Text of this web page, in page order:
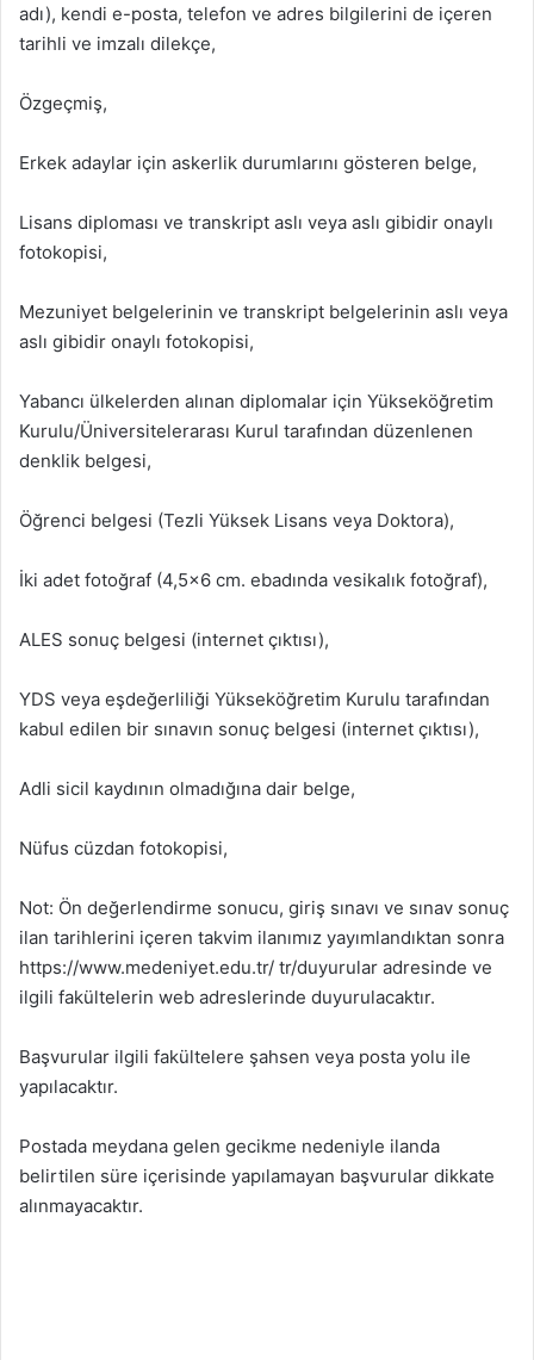
adı), kendi e-posta, telefon ve adres bilgilerini de içeren
tarihli ve imzalı dilekçe,
Özgeçmiş,
Erkek adaylar için askerlik durumlarını gösteren belge,
Lisans diploması ve transkript aslı veya aslı gibidir onaylı
fotokopisi,
Mezuniyet belgelerinin ve transkript belgelerinin aslı veya
aslı gibidir onaylı fotokopisi,
Yabancı ülkelerden alınan diplomalar için Yükseköğretim
Kurulu/Üniversitelerarası Kurul tarafından düzenlenen
denklik belgesi,
Öğrenci belgesi (Tezli Yüksek Lisans veya Doktora),
İki adet fotoğraf (4,5×6 cm. ebadında vesikalık fotoğraf),
ALES sonuç belgesi (internet çıktısı),
YDS veya eşdeğerliliği Yükseköğretim Kurulu tarafından
kabul edilen bir sınavın sonuç belgesi (internet çıktısı),
Adli sicil kaydının olmadığına dair belge,
Nüfus cüzdan fotokopisi,
Not: Ön değerlendirme sonucu, giriş sınavı ve sınav sonuç
ilan tarihlerini içeren takvim ilanımız yayımlandıktan sonra
https://www.medeniyet.edu.tr/ tr/duyurular adresinde ve
ilgili fakültelerin web adreslerinde duyurulacaktır.
Başvurular ilgili fakültelere şahsen veya posta yolu ile
yapılacaktır.
Postada meydana gelen gecikme nedeniyle ilanda
belirtilen süre içerisinde yapılamayan başvurular dikkate
alınmayacaktır.